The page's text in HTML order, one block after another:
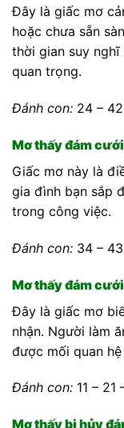
Đây là giấc mơ
hoặc chưa sẵn
thời gian suy
quan trọng.
Đánh con: 24 –
Mơ thấy đám
Giấc mơ này là
gia đình bạn sắp
trong công việc.
Đánh con: 34 –
Mơ thấy đám
Đây là giấc mơ
nhận. Người làm
được mối quan
Đánh con: 11 – 21
Mơ thấy bị hủy